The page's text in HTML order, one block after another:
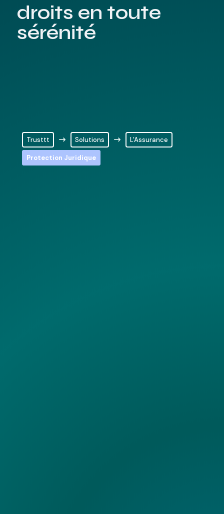
droits en toute
sérénité
Trusttt Solutions L'Assurance
Protection Juridique